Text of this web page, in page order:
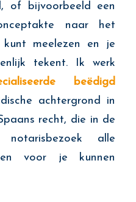
of bijvoorbeeld een
naar het
meelezen en je
tekent. Ik werk
beëdigd
achtergrond in
recht, die in de
alle
voor je kunnen